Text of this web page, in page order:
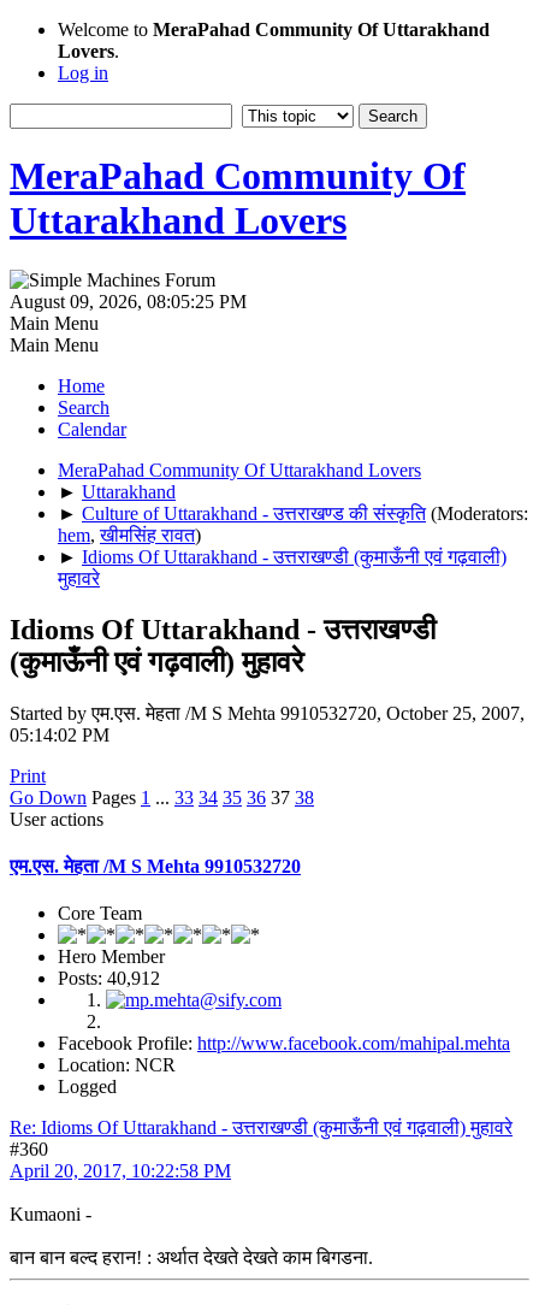
Welcome to MeraPahad Community Of Uttarakhand
Lovers.
Log in
MeraPahad Community Of
Uttarakhand Lovers
August 09, 2026, 08:05:25 PM
Main Menu
Main Menu
Home
Search
Calendar
MeraPahad Community Of Uttarakhand Lovers
► Uttarakhand
► Culture of Uttarakhand - उत्तराखण्ड की संस्कृति (Moderators:
hem,खीमसिंह रावत)
► Idioms Of Uttarakhand - उत्तराखण्डी (कुमाऊँनी एवं गढ़वाली)
मुहावरे
Idioms Of Uttarakhand - उत्तराखण्डी
(कुमाऊँनी एवं गढ़वाली) मुहावरे
Started by एम.एस. मेहता /M S Mehta 9910532720, October 25, 2007,
05:14:02 PM
Print
Go Down Pages 1 ... 33 34 35 36 37 38
User actions
एम.एस. मेहता /M S Mehta 9910532720
Core Team
Hero Member
Posts: 40,912
Facebook Profile: http://www.facebook.com/mahipal.mehta
Location: NCR
Logged
Re: Idioms Of Uttarakhand - उत्तराखण्डी (कुमाऊँनी एवं गढ़वाली) मुहावरे
#360
April 20, 2017, 10:22:58 PM
Kumaoni -
बान बान बल्द हरान! : अर्थात देखते देखते काम बिगडना.